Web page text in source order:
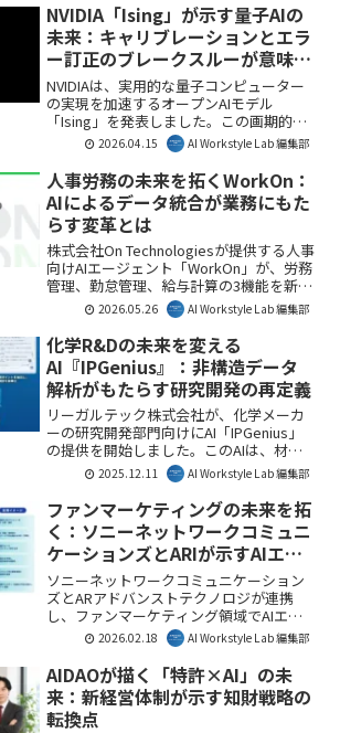
NVIDIA「Ising」が示す量子AIの
未来：キャリブレーションとエラ
ー訂正のブレークスルーが意味す
るもの
NVIDIAは、実用的な量子コンピューター
の実現を加速するオープンAIモデル
「Ising」を発表しました。この画期的な
モデルは、量子プロセッサのキャリブレ
ーションとエラー訂正において大幅な性
能向上をもたらし、ビジネスや研究分野
での量子コンピューティング活用を大き
く前進させます。AI Workstyle Lab編集部
としては、量子AIの実用化に向けた重要
な一歩と捉えています。
2026.04.15 AI Workstyle Lab 編集部
人事労務の未来を拓くWorkOn：
AIによるデータ統合が業務にもた
らす変革とは
株式会社On Technologiesが提供する人事
向けAIエージェント「WorkOn」が、労務
管理、勤怠管理、給与計算の3機能を新た
に搭載しました。これにより、人事情報
の散在や二重入力といった課題を解決
し、AIが一気通貫で人事労務業務を支援
します。AI Workstyle Lab編集部として
は、人事部門の業務効率化と法令遵守の
強化に大きく貢献すると注目していま
す。
2026.05.26 AI Workstyle Lab 編集部
化学R&Dの未来を変える
AI『IPGenius』：非構造データ
解析がもたらす研究開発の再定義
リーガルテック株式会社が、化学メーカ
ーの研究開発部門向けにAI「IPGenius」
の提供を開始しました。このAIは、材料
探索や配合試験ログなどの非構造データ
を横断的に解析し、研究開発の再整理と
効率化を支援します。AIが非構造データ
から技術知を可視化することで、研究テ
ーマ検討の精度向上とナレッジ共有の促
進が期待されます。
2025.12.11 AI Workstyle Lab 編集部
ファンマーケティングの未来を拓
く：ソニーネットワークコミュニ
ケーションズとARIが示すAIエー
ジェントの可能性
ソニーネットワークコミュニケーション
ズとARアドバンストテクノロジが連携
し、ファンマーケティング領域でAIエー
ジェント構築支援サービスを開始しま
す。これにより、マーケティング業務の
負荷軽減と意思決定の高度化が期待され
ます。
2026.02.18 AI Workstyle Lab 編集部
AIDAOが描く「特許×AI」の未
来：新経営体制が示す知財戦略の
転換点